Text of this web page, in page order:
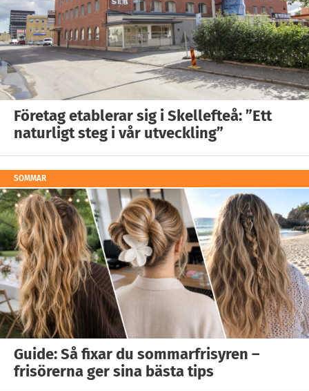
Företag etablerar sig i Skellefteå: ”Ett
naturligt steg i vår utveckling”
SOMMAR
Guide: Så fixar du sommarfrisyren –
frisörerna ger sina bästa tips